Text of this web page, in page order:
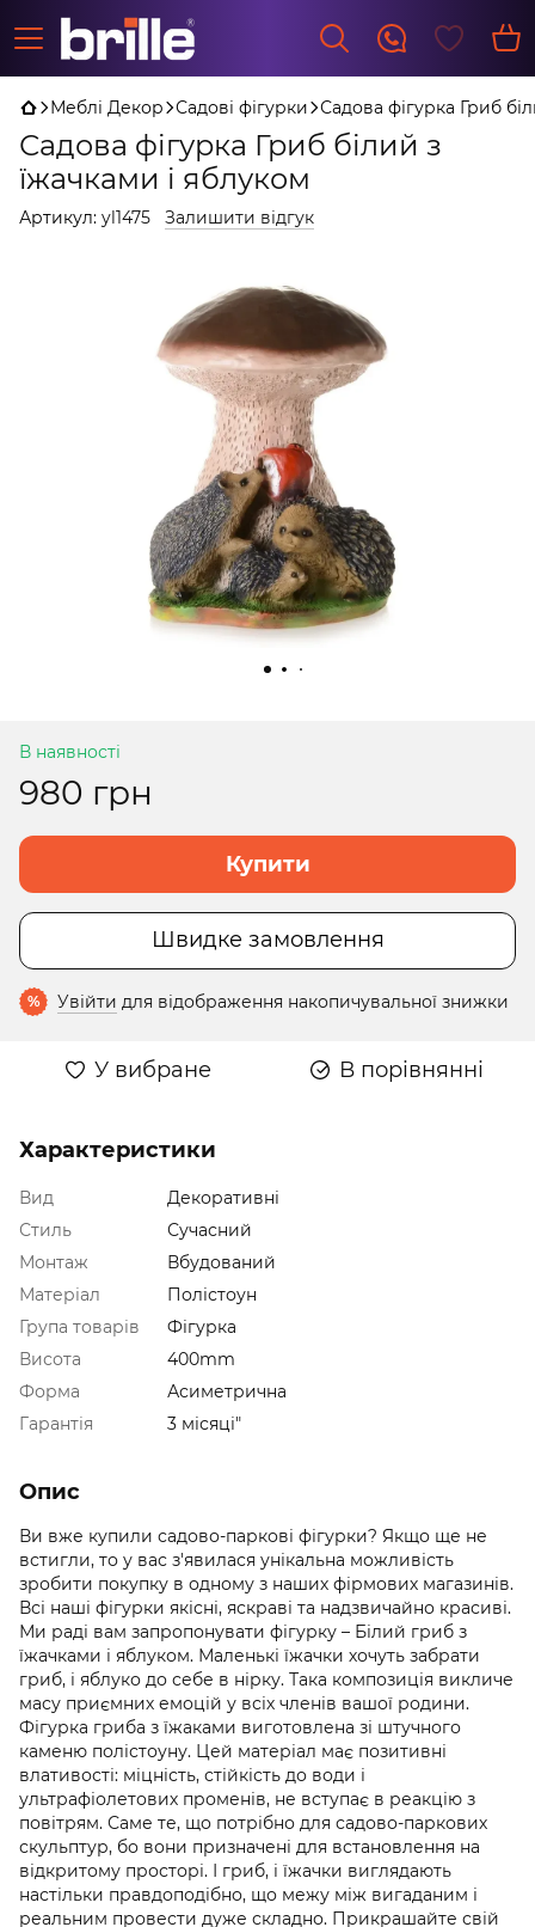
Меблі Декор Садові фігурки Садова фігурка Гриб
Садова фігурка Гриб білий з
їжачками і яблуком
Артикул: yl1475 Залишити відгук
В наявності
980 грн
Купити
Швидке замовлення
% Увійти для відображення накопичувальної знижки
У вибране В порівнянні
Характеристики
Вид
Декоративні
Стиль
Сучасний
Монтаж
Вбудований
Матеріал
Полістоун
Група товарів
Фігурка
Висота
400mm
Форма
Асиметрична
Гарантія
3 місяці"
Опис
Ви вже купили садово-паркові фігурки? Якщо ще не
встигли, то у вас з'явилася унікальна можливість
зробити покупку в одному з наших фірмових магазинів.
Всі наші фігурки якісні, яскраві та надзвичайно красиві.
Ми раді вам запропонувати фігурку – Білий гриб з
їжачками і яблуком. Маленькі їжачки хочуть забрати
гриб, і яблуко до себе в нірку. Така композиція викличе
масу приємних емоцій у всіх членів вашої родини.
Фігурка гриба з їжаками виготовлена ​​зі штучного
каменю полістоуну. Цей матеріал має позитивні
влативості: міцність, стійкість до води і
ультрафіолетових променів, не вступає в реакцію з
повітрям. Саме те, що потрібно для садово-паркових
скульптур, бо вони призначені для встановлення на
відкритому просторі. І гриб, і їжачки виглядають
настільки правдоподібно, що межу між вигаданим і
реальним провести дуже складно. Прикрашайте свій